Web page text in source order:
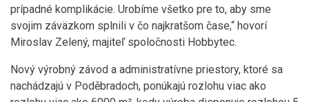
prípadné komplikácie. Urobíme všetko pre to, aby sme
svojim záväzkom splnili v čo najkratšom čase,“ hovorí
Miroslav Zelený, majiteľ spoločnosti Hobbytec.
Nový výrobný závod a administratívne priestory, ktoré sa
nachádzajú v Poděbradoch, ponúkajú rozlohu viac ako